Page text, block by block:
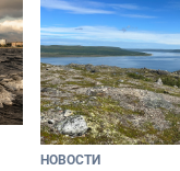
НОВОСТИ